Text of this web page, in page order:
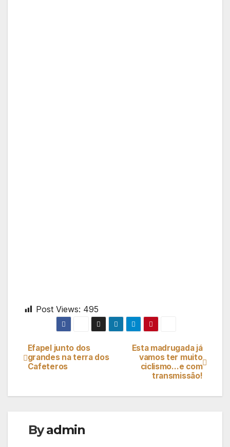
Post Views: 495
Navegação
de
artigos
Esta madrugada já
vamos ter muito
ciclismo…e com
transmissão!
Efapel junto dos
grandes na terra dos
Cafeteros
Byadmin